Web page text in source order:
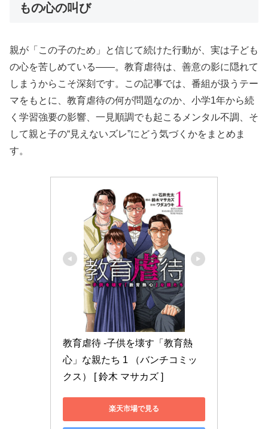
もの心の叫び
親が「この子のため」と信じて続けた行動が、実は子ども
の心を苦しめている――。教育虐待は、善意の影に隠れて
しまうからこそ深刻です。この記事では、番組が扱うテー
マをもとに、教育虐待の何が問題なのか、小学1年から続
く学習強要の影響、一見順調でも起こるメンタル不調、そ
して親と子の“見えないズレ”にどう気づくかをまとめま
す。
教育虐待 -子供を壊す「教育熱
心」な親たち 1 （バンチコミッ
クス） [ 鈴木 マサカズ ]
楽天市場で見る